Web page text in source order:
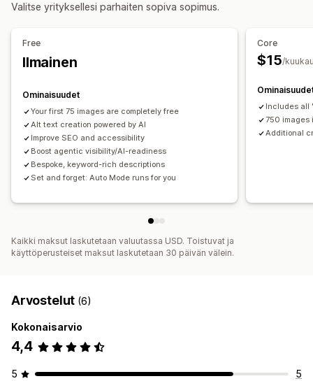
Valitse yrityksellesi parhaiten sopiva sopimus.
Free
Ilmainen
Ominaisuudet
Your first 75 images are completely free
Alt text creation powered by AI
Improve SEO and accessibility
Boost agentic visibility/AI-readiness
Bespoke, keyword-rich descriptions
Set and forget: Auto Mode runs for you
Core
$15/
Includes all
750 images
Additional
Kaikki maksut laskutetaan valuutassa USD. Toistuvat ja
käyttöperusteiset maksut laskutetaan 30 päivän välein.
Arvostelut (6)
Kokonaisarvio
4,4
5
5